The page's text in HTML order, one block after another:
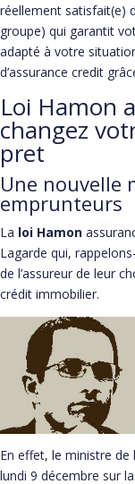
réellement satisfait(e)
groupe) qui garantit
adapté à votre
d’assurance credit
Loi Hamon
changez
pret
Une nouvelle
emprunteurs
La loi Hamon
Lagarde qui,
de l’assureur de leur
crédit immobilier.
En effet, le ministre
lundi 9 décembre sur